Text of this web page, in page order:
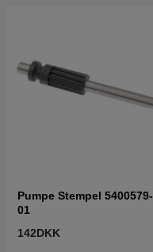
Pumpe Stempel 5400579-
01
142DKK